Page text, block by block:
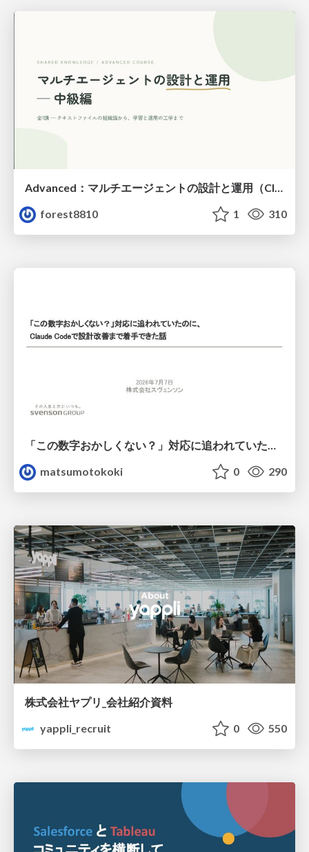
Advanced：マルチエージェントの設計と運用（Claude Code）
forest8810
1 310
matsumotokoki
0 290
株式会社ヤプリ_会社紹介資料
yappli_recruit
0 550